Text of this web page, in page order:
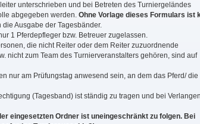
unterschrieben und bei Betreten des Turniergeländes
abgegeben werden. Ohne Vorlage dieses Formulars ist
die Ausgabe der Tagesbänder.
1 Pferdepfleger bzw. Betreuer zugelassen.
die nicht Reiter oder dem Reiter zuzuordnende
nicht zum Team des Turnierveranstalters gehören, sind auf
nur am Prüfungstag anwesend sein, an dem das Pferd/ die
(Tagesband) ist ständig zu tragen und bei Verlangen
eingesetzten Ordner ist uneingeschränkt zu folgen. Bei